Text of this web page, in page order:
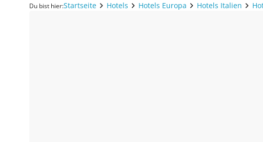
Du bist hier:Startseite Hotels Hotels Europa Hotels Italien